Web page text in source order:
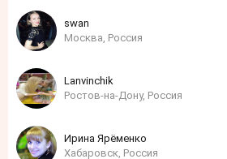
swan
Москва, Россия
Lanvinchik
Ростов-на-Дону, Россия
Ирина Ярёменко
Хабаровск, Россия